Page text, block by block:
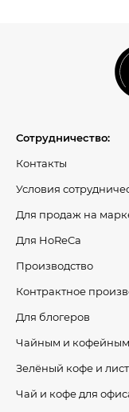
Сотрудничество:
Контакты
Условия
Для продаж на
Для HoReCa
Производство
Контрактное
Для блогеров
Чайным и
Зелёный кофе и
Чай и кофе для